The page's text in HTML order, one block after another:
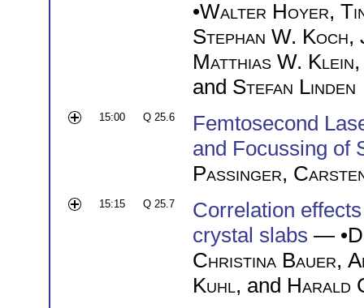
•Walter Hoyer,
Stephan W. Koch,
Matthias W. Klein
and Stefan Linden
15:00 Q 25.6
Femtosecond
and Focussing of
Passinger,
15:15 Q 25.7
Correlation
crystal slabs — •
Christina Bauer,
Kuhl, and Harald